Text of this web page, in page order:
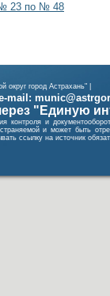
23 по № 48
округ город Астрахань" |
mail:
"Единую
контроля и
и может быть
ссылку на источник